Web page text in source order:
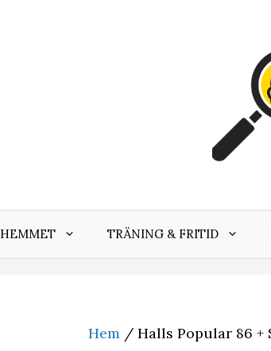
HEMMET TRÄNING & FRITID
Hem / Halls Popular 86 +